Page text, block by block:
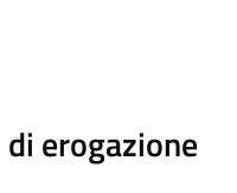
erogazione